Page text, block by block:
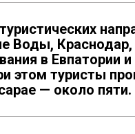
Воды,
в Евпатории
этом туристы
— около пяти.